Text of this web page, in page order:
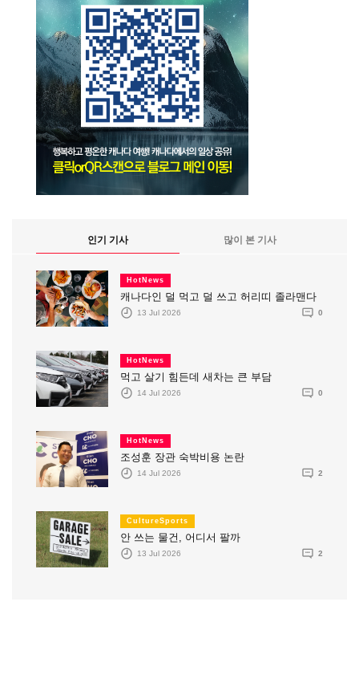
인기 기사 많이 본 기사
HotNews
캐나다인 덜 먹고 덜 쓰고 허리띠 졸라맨다
13 Jul 2026 0
HotNews
먹고 살기 힘든데 새차는 큰 부담
14 Jul 2026 0
HotNews
조성훈 장관 숙박비용 논란
14 Jul 2026 2
CultureSports
안 쓰는 물건, 어디서 팔까
13 Jul 2026 2